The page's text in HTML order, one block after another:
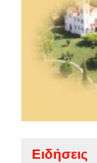
Ειδήσεις